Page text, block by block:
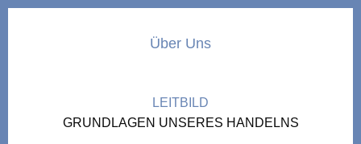
Über Uns
LEITBILD
GRUNDLAGEN UNSERES HANDELNS